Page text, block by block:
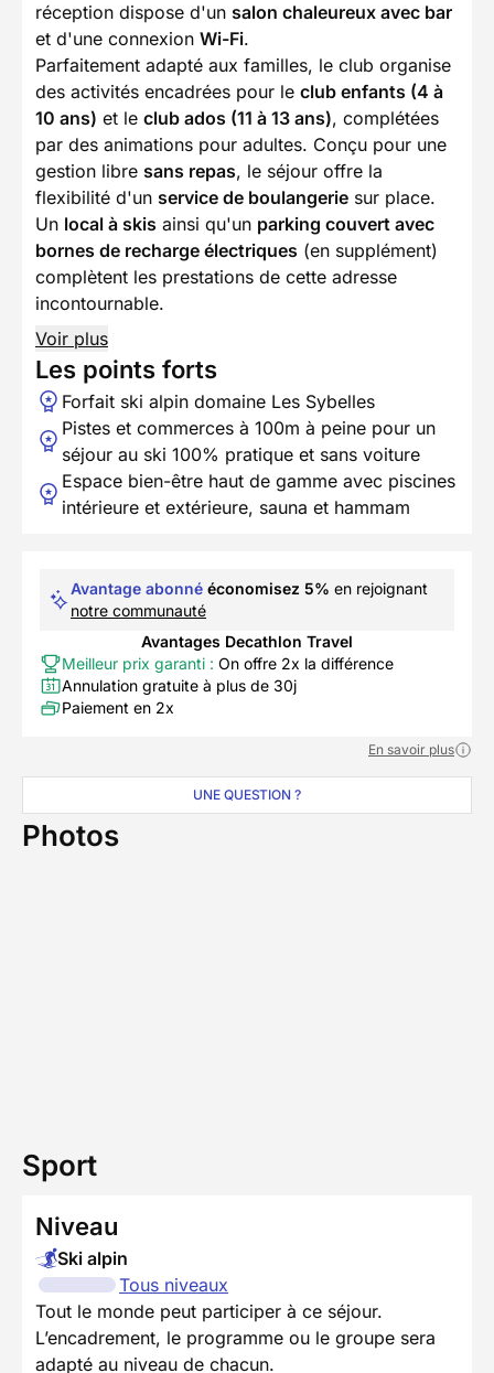
réception dispose d'un salon chaleureux avec bar
et d'une connexion Wi-Fi.
Parfaitement adapté aux familles, le club organise
des activités encadrées pour le club enfants (4 à
10 ans) et le club ados (11 à 13 ans), complétées
par des animations pour adultes. Conçu pour une
gestion libre sans repas, le séjour offre la
flexibilité d'un service de boulangerie sur place.
Un local à skis ainsi qu'un parking couvert avec
bornes de recharge électriques (en supplément)
complètent les prestations de cette adresse
incontournable.
Voir plus
Les points forts
Forfait ski alpin domaine Les Sybelles
Pistes et commerces à 100m à peine pour un
séjour au ski 100% pratique et sans voiture
Espace bien-être haut de gamme avec piscines
intérieure et extérieure, sauna et hammam
Avantage abonné économisez 5% en rejoignant
notre communauté
Avantages Decathlon Travel
Meilleur prix garanti : On offre 2x la différence
Annulation gratuite à plus de 30j
Paiement en 2x
En savoir plus
UNE QUESTION ?
Photos
Sport
Niveau
Ski alpin
Tous niveaux
Tout le monde peut participer à ce séjour.
L’encadrement, le programme ou le groupe sera
adapté au niveau de chacun.